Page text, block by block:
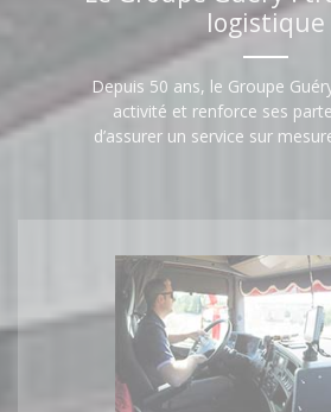
logistique
Depuis 50 ans, le Groupe
activité et renforce ses
d’assurer un service sur